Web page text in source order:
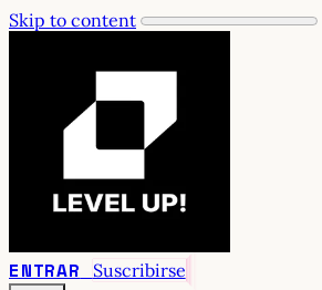
Skip to content
ENTRAR
Suscribirse